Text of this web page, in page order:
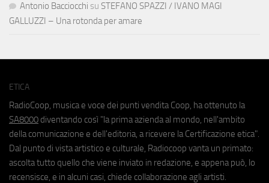
Antonio Bacciocchi su STEFANO SPAZZI / IVANO MAGI
GALLUZZI – Una rotonda per amare
ETICA
RadioCoop, musica e voce dei punti vendita Coop, ha ottenuto la
SA8000 diventando così "la prima azienda al mondo, nell'ambito
della comunicazione e dell'editoria, a ricevere la Certificazione etica".
Dal punto di vista artistico e culturale, Radiocoop vanta un primato:
ascolta tutto quello che viene inviato in redazione, e appena può, lo
recensisce, e in alcuni casi, chiede collaborazione agli artisti.